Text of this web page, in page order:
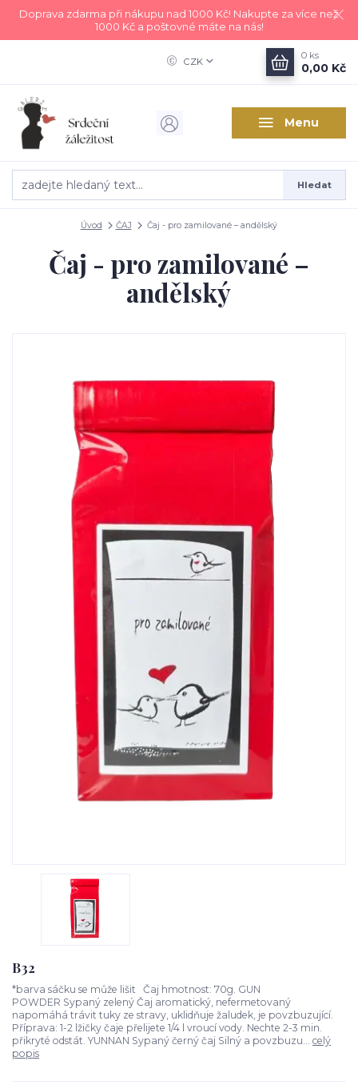
Doprava zdarma při nákupu nad 1000 Kč! Nakupte za více než
1000 Kč a poštovné máte na nás!
Menu
CZK
Hledat
0 ks
0,00 Kč
Úvod ČAJ Čaj - pro zamilované – andělský
Čaj - pro zamilované –
andělský
B32
*barva sáčku se může lišit Čaj hmotnost: 70g. GUN
POWDER Sypaný zelený Čaj aromatický, nefermetovaný
napomáhá trávit tuky ze stravy, uklidňuje žaludek, je povzbuzující.
Příprava: 1-2 lžičky čaje přelijete 1/4 l vroucí vody. Nechte 2-3 min.
přikryté odstát. YUNNAN Sypaný černý čaj Silný a povzbuzu... celý
popis